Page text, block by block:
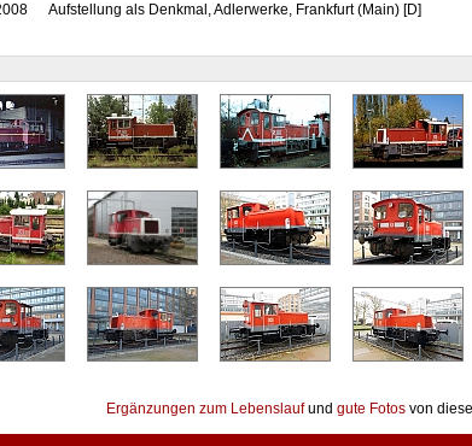
Aufstellung als Denkmal, Adlerwerke, Frankfurt (Main) [D]
Ergänzungen zum Lebenslaufund gute Fotos von